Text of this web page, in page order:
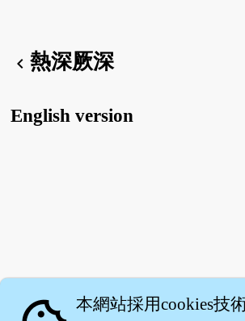
chevron_left 熱深厥深
English version
本網站採用cookies技